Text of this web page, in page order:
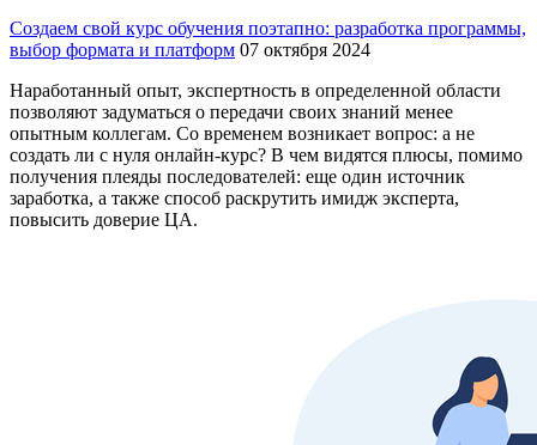
Создаем свой курс обучения поэтапно: разработка программы,
выбор формата и платформ 07 октября 2024
Наработанный опыт, экспертность в определенной области
позволяют задуматься о передачи своих знаний менее
опытным коллегам. Со временем возникает вопрос: а не
создать ли с нуля онлайн-курс? В чем видятся плюсы, помимо
получения плеяды последователей: еще один источник
заработка, а также способ раскрутить имидж эксперта,
повысить доверие ЦА.